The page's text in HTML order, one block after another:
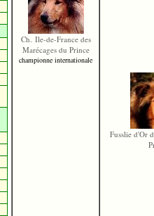
Ch. Ile-de-France des
Marécages du Prince
championne internationale
Fusslie d'Or